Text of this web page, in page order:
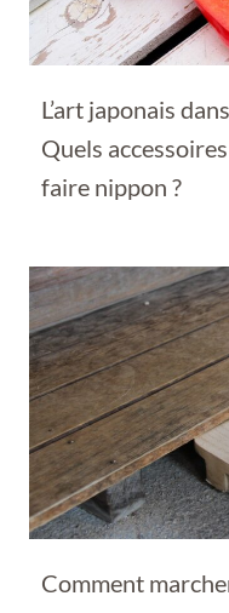
L’art japonais
Quels
faire nippon ?
Comment